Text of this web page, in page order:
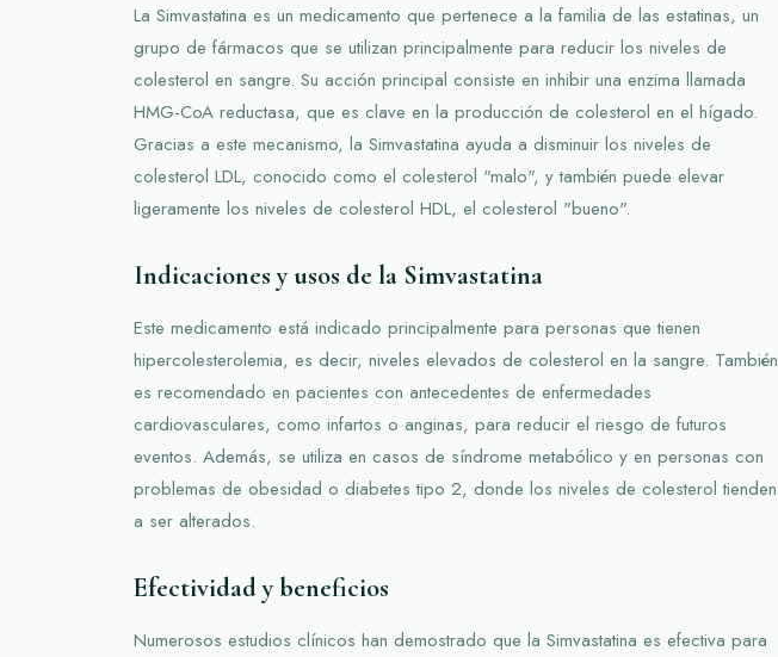
La Simvastatina es un medicamento que pertenece a la familia de las estatinas, un
grupo de fármacos que se utilizan principalmente para reducir los niveles de
colesterol en sangre. Su acción principal consiste en inhibir una enzima llamada
HMG-CoA reductasa, que es clave en la producción de colesterol en el hígado.
Gracias a este mecanismo, la Simvastatina ayuda a disminuir los niveles de
colesterol LDL, conocido como el colesterol "malo", y también puede elevar
ligeramente los niveles de colesterol HDL, el colesterol "bueno".
Indicaciones y usos de la Simvastatina
Este medicamento está indicado principalmente para personas que tienen
hipercolesterolemia, es decir, niveles elevados de colesterol en la sangre. También
es recomendado en pacientes con antecedentes de enfermedades
cardiovasculares, como infartos o anginas, para reducir el riesgo de futuros
eventos. Además, se utiliza en casos de síndrome metabólico y en personas con
problemas de obesidad o diabetes tipo 2, donde los niveles de colesterol tienden
a ser alterados.
Efectividad y beneficios
Numerosos estudios clínicos han demostrado que la Simvastatina es efectiva para